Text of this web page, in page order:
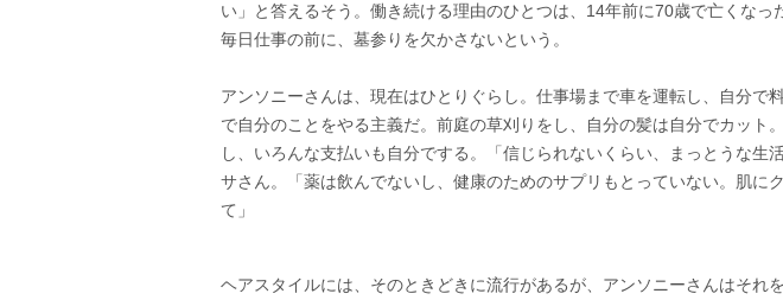
い」と答えるそう。働き続ける理由のひとつは、14年前に70歳で亡くなっ
毎日仕事の前に、墓参りを欠かさないという。
アンソニーさんは、現在はひとりぐらし。仕事場まで車を運転し、自分で
で自分のことをやる主義だ。前庭の草刈りをし、自分の髪は自分でカット
し、いろんな支払いも自分でする。「信じられないくらい、まっとうな生
サさん。「薬は飲んでないし、健康のためのサプリもとっていない。肌に
て」
ヘアスタイルには、そのときどきに流行があるが、アンソニーさんはそれ